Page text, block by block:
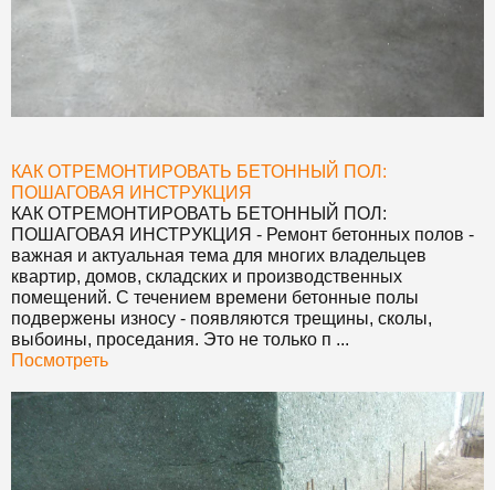
КАК ОТРЕМОНТИРОВАТЬ БЕТОННЫЙ ПОЛ:
ПОШАГОВАЯ ИНСТРУКЦИЯ
КАК ОТРЕМОНТИРОВАТЬ БЕТОННЫЙ ПОЛ:
ПОШАГОВАЯ ИНСТРУКЦИЯ - Ремонт бетонных полов -
важная и актуальная тема для многих владельцев
квартир, домов, складских и производственных
помещений. С течением времени бетонные полы
подвержены износу - появляются трещины, сколы,
выбоины, проседания. Это не только п ...
Посмотреть